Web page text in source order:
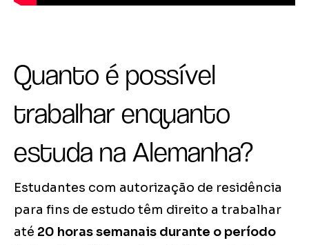
Quanto é possível
trabalhar enquanto
estuda na Alemanha?
Estudantes com autorização de residência
para fins de estudo têm direito a trabalhar
até 20 horas semanais durante o período